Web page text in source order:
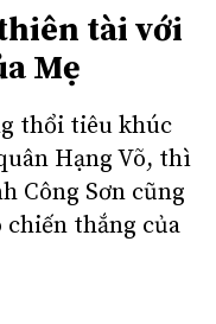
tài với
Mẹ
thổi tiêu khúc
Hạng Võ, thì
Công Sơn cũng
chiến thắng của